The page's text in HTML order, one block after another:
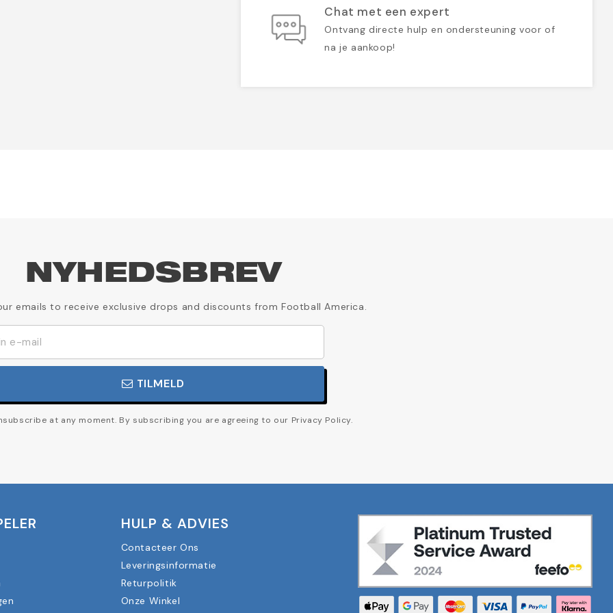
Chat met een expert
Ontvang directe hulp en ondersteuning voor of
na je aankoop!
NYHEDSBREV
emails to receive exclusive drops and discounts from Football America.
TILMELD
at any moment. By subscribing you are agreeing to our Privacy Policy.
HULP & ADVIES
Contacteer Ons
Leveringsinformatie
Returpolitik
Onze Winkel